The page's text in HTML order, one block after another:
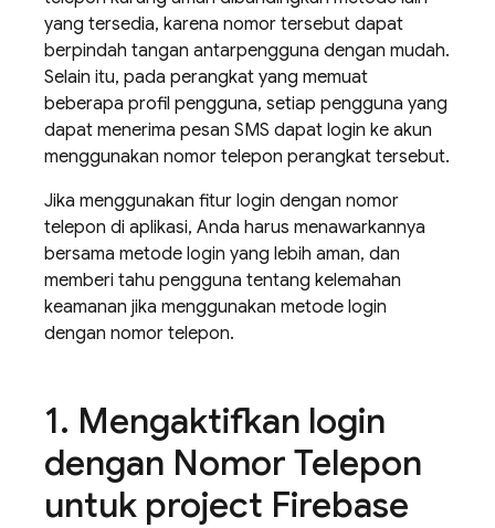
yang tersedia, karena nomor tersebut dapat
berpindah tangan antarpengguna dengan mudah.
Selain itu, pada perangkat yang memuat
beberapa profil pengguna, setiap pengguna yang
dapat menerima pesan SMS dapat login ke akun
menggunakan nomor telepon perangkat tersebut.
Jika menggunakan fitur login dengan nomor
telepon di aplikasi, Anda harus menawarkannya
bersama metode login yang lebih aman, dan
memberi tahu pengguna tentang kelemahan
keamanan jika menggunakan metode login
dengan nomor telepon.
Mengaktifkan login
dengan Nomor Telepon
untuk project Firebase